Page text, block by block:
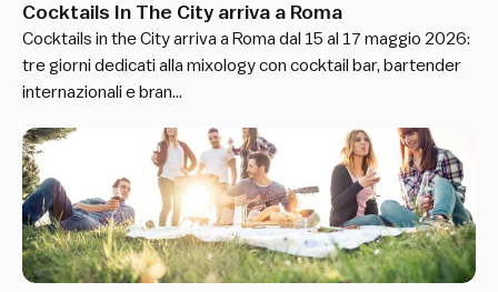
Cocktails In The City arriva a Roma
Cocktails in the City arriva a Roma dal 15 al 17 maggio 2026:
tre giorni dedicati alla mixology con cocktail bar, bartender
internazionali e bran…